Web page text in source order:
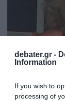
debater.gr -
Information
If you wish to
processing of
LIFESTYLE